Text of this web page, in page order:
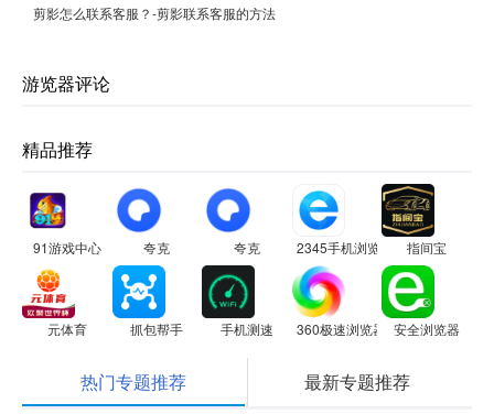
剪影怎么联系客服？-剪影联系客服的方法
游览器评论
精品推荐
91游戏中心 夸克 夸克 2345手机浏览器 指间宝
元体育 抓包帮手 手机测速 360极速浏览器 安全浏览器
热门专题推荐 最新专题推荐